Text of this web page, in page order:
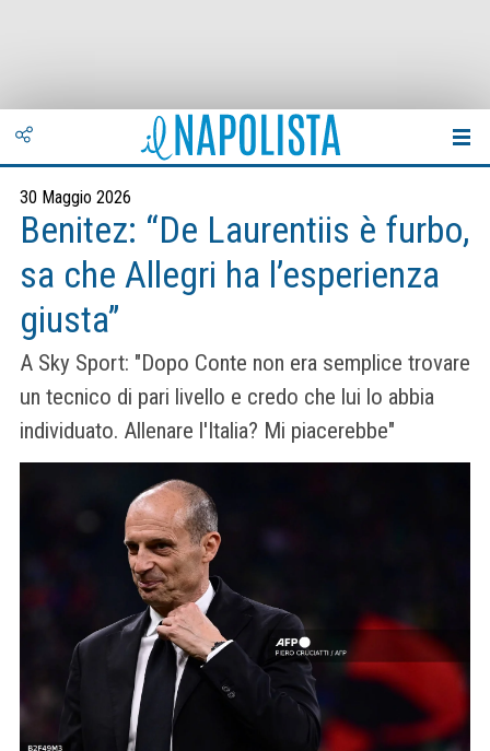
30 Maggio 2026
Benitez: “De Laurentiis è furbo,
sa che Allegri ha l’esperienza
giusta”
A Sky Sport: "Dopo Conte non era semplice trovare
un tecnico di pari livello e credo che lui lo abbia
individuato. Allenare l'Italia? Mi piacerebbe"